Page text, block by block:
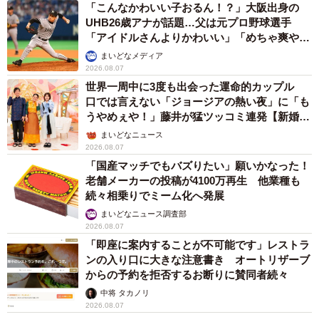
「こんなかわいい子おるん！？」大阪出身の
UHB26歳アナが話題…父は元プロ野球選手
「アイドルさんよりかわいい」「めちゃ爽や
か」まいどなメディア
2026.08.07
世界一周中に3度も出会った運命的カップル
口では言えない「ジョージアの熱い夜」に「も
うやめぇや！」藤井が猛ツッコミ連発【新婚さ
ん】まいどなニュース
2026.08.07
「国産マッチでもバズりたい」願いかなった！
老舗メーカーの投稿が4100万再生 他業種も
続々相乗りでミーム化へ発展
まいどなニュース調査部
2026.08.07
「即座に案内することが不可能です」レストラ
ンの入り口に大きな注意書き オートリザーブ
からの予約を拒否するお断りに賛同者続々
中将 タカノリ
2026.08.07